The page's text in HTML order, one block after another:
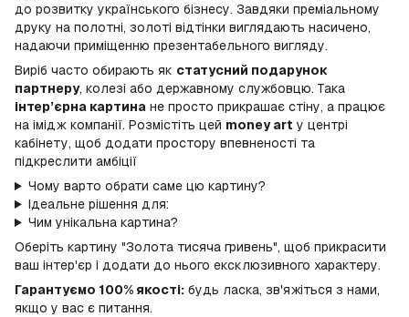
до розвитку українського бізнесу. Завдяки преміальному
друку на полотні, золоті відтінки виглядають насичено,
надаючи приміщенню презентабельного вигляду.
Виріб часто обирають як статусний подарунок
партнеру, колезі або державному службовцю. Така
інтер’єрна картина не просто прикрашає стіну, а працює
на імідж компанії. Розмістіть цей money art у центрі
кабінету, щоб додати простору впевненості та
підкреслити амбіції
Чому варто обрати саме цю картину?
Ідеальне рішення для:
Чим унікальна картина?
Оберіть картину "Золота тисяча гривень", щоб прикрасити
ваш інтер'єр і додати до нього ексклюзивного характеру.
Гарантуємо 100% якості: будь ласка, зв'яжіться з нами,
якщо у вас є питання.